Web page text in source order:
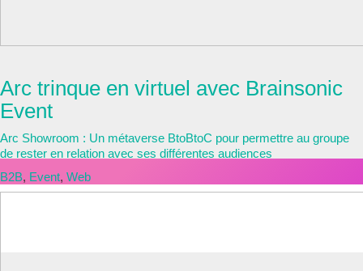
Arc trinque en virtuel avec Brainsonic
Event
Arc Showroom : Un métaverse BtoBtoC pour permettre au groupe
de rester en relation avec ses différentes audiences
B2B, Event, Web